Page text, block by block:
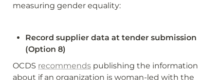
measuring gender equality:
Record supplier data at tender submission
(Option 8)
OCDS recommends publishing the information